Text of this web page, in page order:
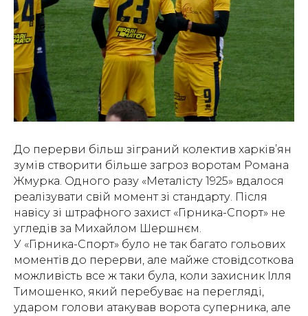
До перерви більш зіграний колектив харків’ян
зумів створити більше загроз воротам Романа
Жмурка. Одного разу «Металісту 1925» вдалося
реалізувати свій момент зі стандарту. Після
навісу зі штрафного захист «Гірника-Спорт» не
угледів за Михайлом Шершнєм.
У «Гірника-Спорт» було не так багато гольових
моментів до перерви, але майже стовідсоткова
можливість все ж таки була, коли захисник Ілля
Тимошенко, який перебуває на перегляді,
ударом голови атакував ворота суперника, але